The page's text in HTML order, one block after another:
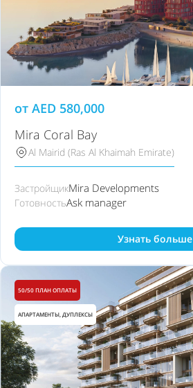
от AED 580,000
Mira Coral Bay
Al Mairid (Ras Al Khaimah Emirate)
ЗастройщикMira Developments
ГотовностьAsk manager
Узнать больше
50/50 ПЛАН ОПЛАТЫ
АПАРТАМЕНТЫ, ДУПЛЕКСЫ